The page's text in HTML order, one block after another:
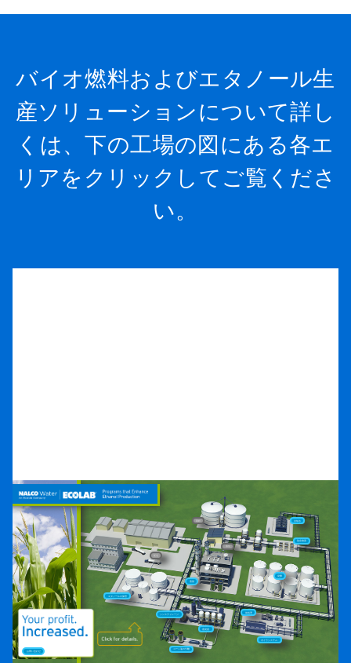
バイオ燃料およびエタノール生
産ソリューションについて詳し
くは、下の工場の図にある各エ
リアをクリックしてご覧くださ
い。